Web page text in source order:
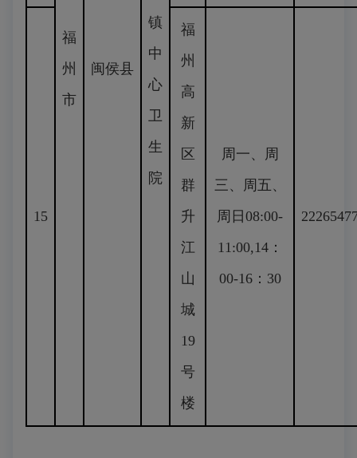
福
州
市
闽侯县
镇
中
心
卫
生
院
15
福
州
高
新
区
群
升
江
山
城
19
号
楼
周一、周
三、周五、
周日08:00-
11:00,14：
00-16：30